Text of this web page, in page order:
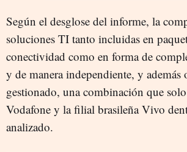
Según el desglose del informe, la
soluciones TI tanto incluidas en
conectividad como en forma de
y de manera independiente, y además
gestionado, una combinación que
Vodafone y la filial brasileña Vivo
analizado.